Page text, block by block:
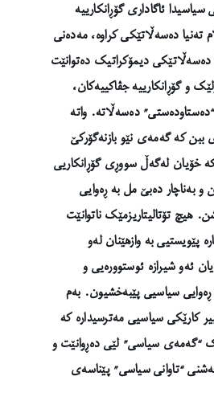
سیاسیدا ئاگاداری گۆڕانکارییە
تەنیا دەسەڵاتێکی کراوە، مەدەنی
دیمۆکراتیک دەتوانێت
و گۆڕانکارییە جڤاکییەکان،
دەسەڵاتە. واتە
ببن کە گەمەی نێو بازنەگۆرکێ
خۆیان لەگەڵ سووڕی گۆڕانکاریی
و بەناچار دەبێ مل بە ڕەوایی
هیچ تۆتالیتاریزمێک ناتوانێت
پێویستیی بە وازهێنان لەو
ئەو شیرازە ئوستوورەیی و
ڕەوایی سیاسیی پێبەخشیون. بەم
کارێکی سیاسیی مەترسیدارە کە
“گەمەی سیاسی” لێی دەڕوانێت و
“تاوانی سیاسی” پێناسەی